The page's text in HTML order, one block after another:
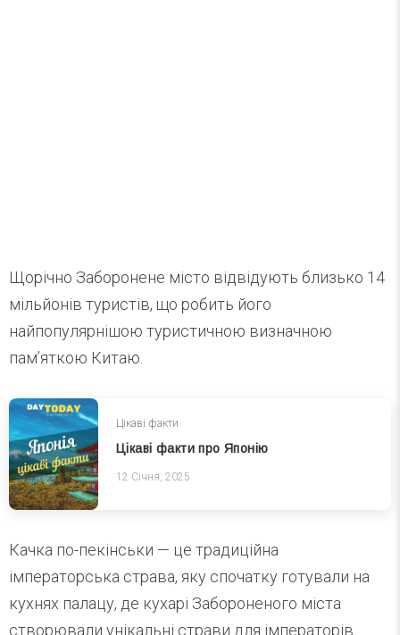
Щорічно Заборонене місто відвідують близько 14
мільйонів туристів, що робить його
найпопулярнішою туристичною визначною
пам’яткою Китаю.
Цікаві факти
Цікаві факти про Японію
12 Січня, 2025
Качка по-пекінськи — це традиційна
імператорська страва, яку спочатку готували на
кухнях палацу, де кухарі Забороненого міста
створювали унікальні страви для імператорів.